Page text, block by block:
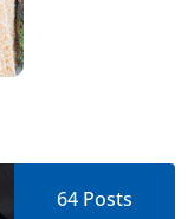
64 Posts